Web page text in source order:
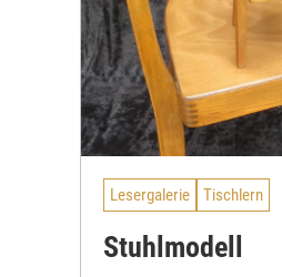
Lesergalerie Tischlern
Stuhlmodell